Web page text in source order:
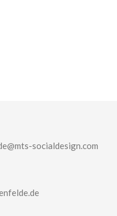
socialdesign.com